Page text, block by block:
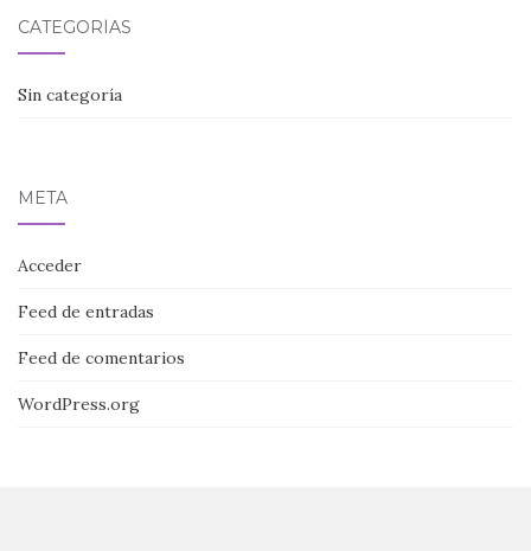
CATEGORÍAS
Sin categoría
META
Acceder
Feed de entradas
Feed de comentarios
WordPress.org